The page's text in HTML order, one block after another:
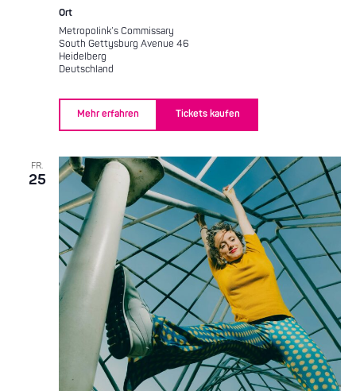
Ort
Metropolink’s Commissary
South Gettysburg Avenue 46
Heidelberg
Deutschland
Mehr erfahren Tickets kaufen
FR.
25